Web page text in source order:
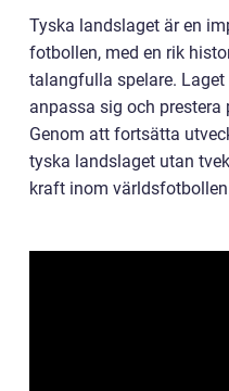
Tyska landslaget är en
fotbollen, med en rik
talangfulla spelare.
anpassa sig och prestera
Genom att fortsätta
tyska landslaget utan
kraft inom